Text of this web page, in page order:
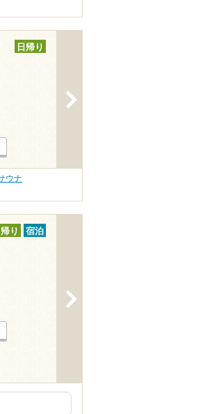
日帰り
ウナ
帰り 宿泊